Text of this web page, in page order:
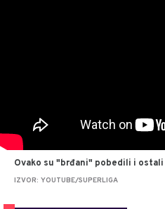
Ovako su "brđani" pobedili i
IZVOR: YOUTUBE/SUPERLIGA